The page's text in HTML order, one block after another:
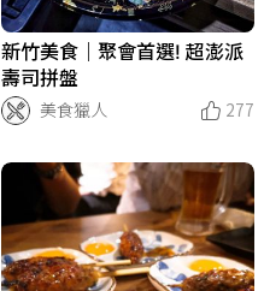
新竹美食｜聚會首選! 超澎派
壽司拼盤
美食獵人
277